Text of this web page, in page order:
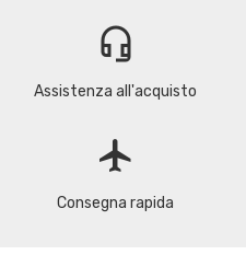
headset_mic
Assistenza all'acquisto
flight
Consegna rapida